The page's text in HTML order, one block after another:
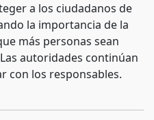
a los ciudadanos de
la importancia de la
más personas sean
autoridades continúan
con los responsables.